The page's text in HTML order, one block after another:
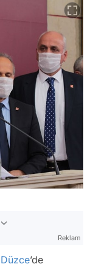
Reklam
Düzce’de